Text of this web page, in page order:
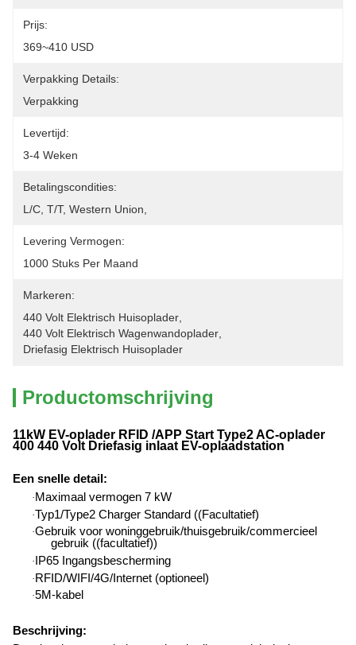
Prijs:
369~410 USD
Verpakking Details:
Verpakking
Levertijd:
3-4 Weken
Betalingscondities:
L/C, T/T, Western Union,
Levering Vermogen:
1000 Stuks Per Maand
Markeren:
440 Volt Elektrisch Huisoplader
440 Volt Elektrisch Wagenwandoplader
Driefasig Elektrisch Huisoplader
Productomschrijving
11kW EV-oplader RFID /APP Start Type2 AC-oplader
400 440 Volt Driefasig inlaat EV-oplaadstation
Een snelle detail :
· Maximaal vermogen 7 kW
·Typ1/Type2 Charger Standard ((Facultatief)
·Gebruik voor woninggebruik/thuisgebruik/commercieel
gebruik ((facultatief))
· IP65 Ingangsbescherming
·RFID/WIFI/4G/Internet (optioneel)
·5M-kabel
Beschrijving: